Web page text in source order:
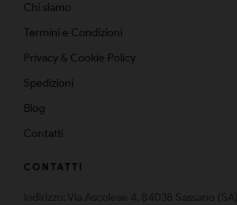
Chi siamo
Termini e Condizioni
Privacy & Cookie Policy
Spedizioni
Blog
Contatti
CONTATTI